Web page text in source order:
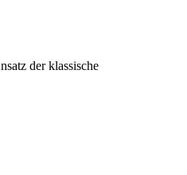
der klassische